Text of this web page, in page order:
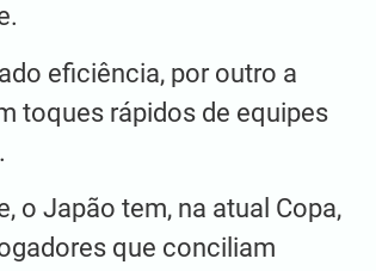
eficiência, por outro a
toques rápidos de equipes
o Japão tem, na atual Copa,
que conciliam